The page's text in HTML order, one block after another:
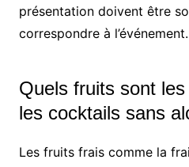
présentation doivent être
correspondre à l’événement.
Quels fruits sont
les cocktails sans
Les fruits frais comme la